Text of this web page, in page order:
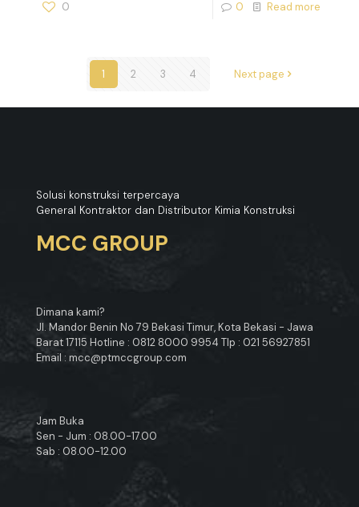
0 0 Read more
1 2 3 4 Next page
Solusi konstruksi terpercaya
General Kontraktor dan Distributor Kimia Konstruksi
MCC GROUP
Dimana kami?
Jl. Mandor Benin No 79 Bekasi Timur, Kota Bekasi - Jawa
Barat 17115 Hotline : 0812 8000 9954 Tlp : 021 56927851
Email : mcc@ptmccgroup.com
Jam Buka
Sen - Jum : 08.00-17.00
Sab : 08.00-12.00